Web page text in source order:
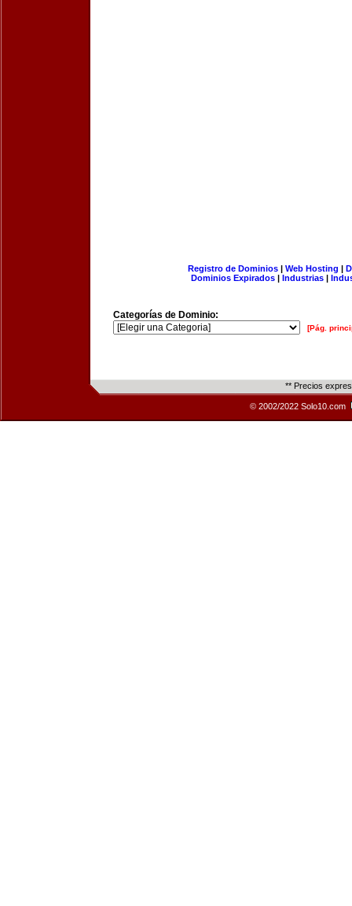
Registro de Dominios| Web Hosting |
Dominios Expirados | Industrias |
Categorías de Dominio:
[Pág.
** Precios
© 2002/2022 Solo10.com